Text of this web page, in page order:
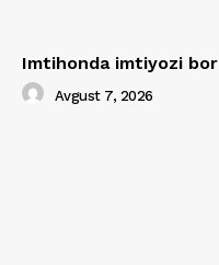
Imtihonda imtiyozi bor
Avgust 7, 2026